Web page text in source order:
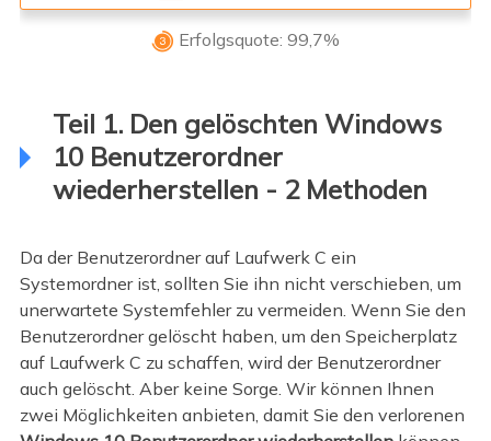
 Erfolgsquote: 99,7%
Teil 1. Den gelöschten Windows
10 Benutzerordner
wiederherstellen - 2 Methoden
Da der Benutzerordner auf Laufwerk C ein
Systemordner ist, sollten Sie ihn nicht verschieben, um
unerwartete Systemfehler zu vermeiden. Wenn Sie den
Benutzerordner gelöscht haben, um den Speicherplatz
auf Laufwerk C zu schaffen, wird der Benutzerordner
auch gelöscht. Aber keine Sorge. Wir können Ihnen
zwei Möglichkeiten anbieten, damit Sie den verlorenen